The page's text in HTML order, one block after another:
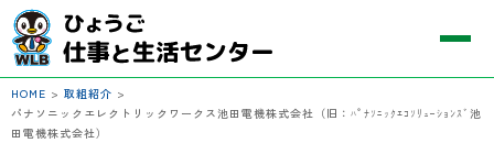
HOME > 取組紹介 >
パナソニックエレクトリックワークス池田電機株式会社（旧：ﾊﾟﾅｿﾆｯｸｴｺｿﾘｭｰｼｮﾝｽﾞ池
田電機株式会社）